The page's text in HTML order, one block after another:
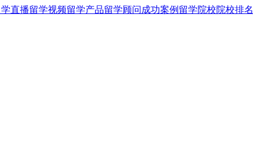
直播留学视频留学产品留学顾问 成功案例 留学院校院校排名